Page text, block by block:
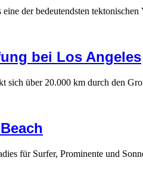
der bedeutendsten
bei Los Angeles
sich über 20.000 km durch den
für Surfer, Prominente und